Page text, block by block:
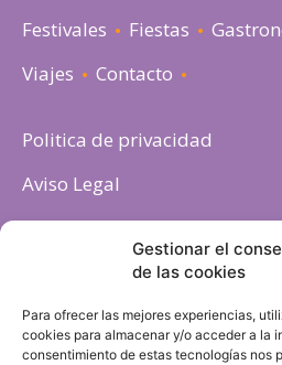
Gestionar el
de las cookies
Para ofrecer las mejores experiencias,
cookies para almacenar y/o acceder a la
consentimiento de estas tecnologías nos
Festivales
Fiestas
Viajes
Contacto
Politica de privacidad
Aviso Legal
Política de cookies